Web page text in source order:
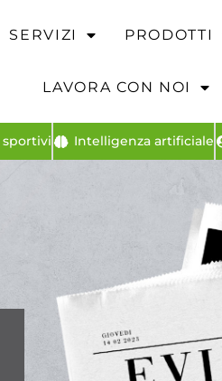
SERVIZI PRODOTTI
LAVORA CON NOI
sportivi Intelligenza artificiale